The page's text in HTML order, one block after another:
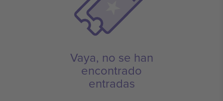
Vaya, no se han
encontrado
entradas